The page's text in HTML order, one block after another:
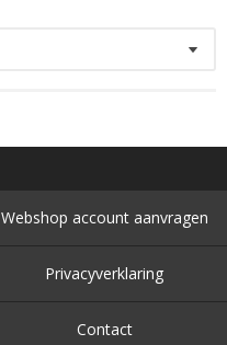
Webshop account aanvragen
Privacyverklaring
Contact